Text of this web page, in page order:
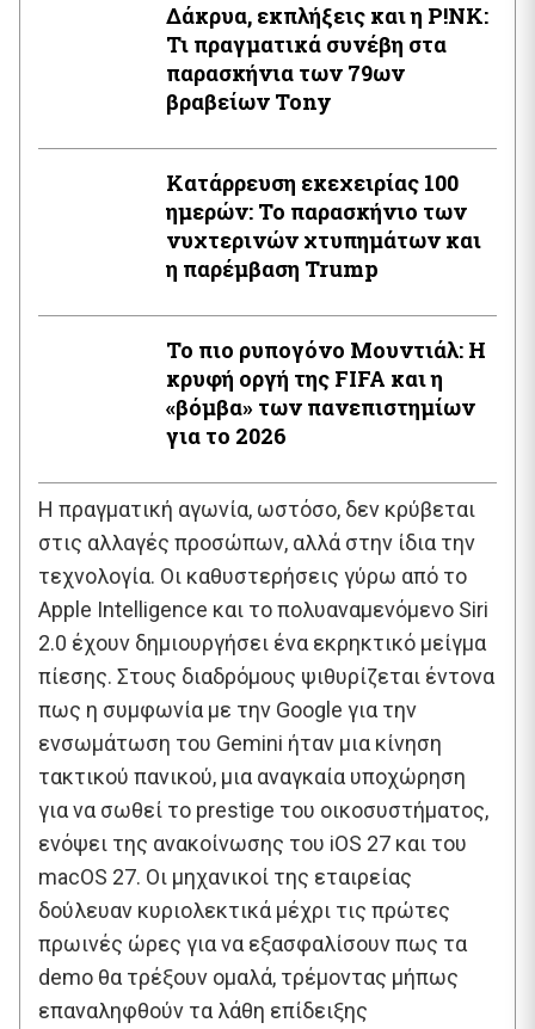
Δάκρυα, εκπλήξεις και η P!NK:
Τι πραγματικά συνέβη στα
παρασκήνια των 79ων
βραβείων Tony
Κατάρρευση εκεχειρίας 100
ημερών: Το παρασκήνιο των
νυχτερινών χτυπημάτων και
η παρέμβαση Trump
Το πιο ρυπογόνο Μουντιάλ: Η
κρυφή οργή της FIFA και η
«βόμβα» των πανεπιστημίων
για το 2026
Η πραγματική αγωνία, ωστόσο, δεν κρύβεται
στις αλλαγές προσώπων, αλλά στην ίδια την
τεχνολογία. Οι καθυστερήσεις γύρω από το
Apple Intelligence και το πολυαναμενόμενο Siri
2.0 έχουν δημιουργήσει ένα εκρηκτικό μείγμα
πίεσης. Στους διαδρόμους ψιθυρίζεται έντονα
πως η συμφωνία με την Google για την
ενσωμάτωση του Gemini ήταν μια κίνηση
τακτικού πανικού, μια αναγκαία υποχώρηση
για να σωθεί το prestige του οικοσυστήματος,
ενόψει της ανακοίνωσης του iOS 27 και του
macOS 27. Οι μηχανικοί της εταιρείας
δούλευαν κυριολεκτικά μέχρι τις πρώτες
πρωινές ώρες για να εξασφαλίσουν πως τα
demo θα τρέξουν ομαλά, τρέμοντας μήπως
επαναληφθούν τα λάθη επίδειξης